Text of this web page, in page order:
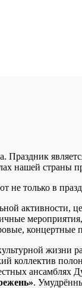
Праздник
нашей
не только в
концертные
жизни
коллектив
ансамблях
.